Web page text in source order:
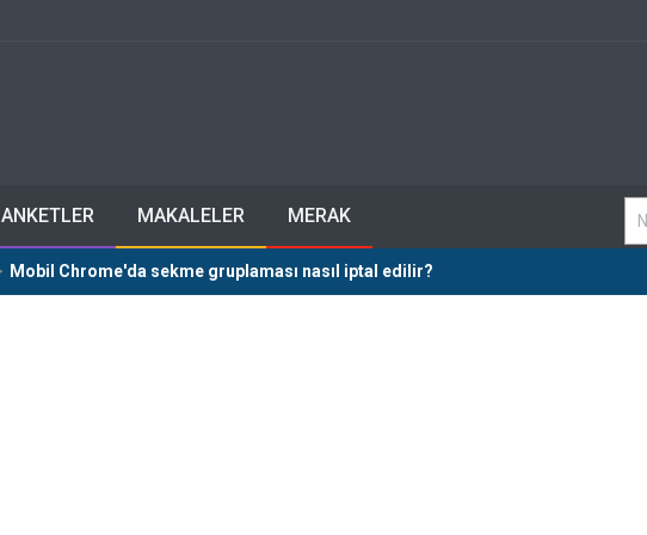
ANKETLER MAKALELER MERAK
Mobil Chrome'da sekme gruplaması nasıl iptal edilir?